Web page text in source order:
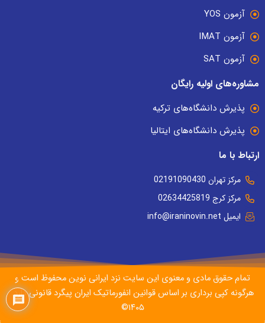
آزمون YOS
آزمون IMAT
آزمون SAT
مشاوره‌های اولیه رایگان
پذیرش دانشگاه‌های ترکیه
پذیرش دانشگاه‌های ایتالیا
ارتباط با ما
مرکز تهران 02191090430
مرکز کرج 02634425819
ایمیل info@iraninovin.net
تمام حقوق مادی و معنوی این سایت نزد ایرانی نوین محفوظ است و
هرگونه کپی برداری بر اساس قوانین انفورماتیک ایران پیگرد قانونی دارد.
۱۴۰۵©
7